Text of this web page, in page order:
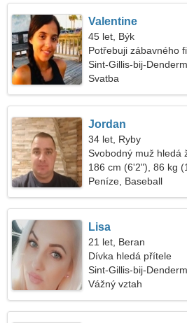
Valentine
45 let, Býk
Potřebuji zábavného
Sint-Gillis-bij-
Svatba
Jordan
34 let, Ryby
Svobodný muž hledá
186 cm (6'2"), 86 kg
Peníze, Baseball
Lisa
21 let, Beran
Dívka hledá přítele
Sint-Gillis-bij-
Vážný vztah